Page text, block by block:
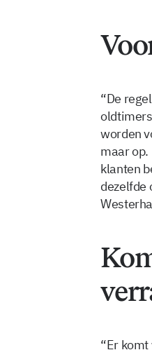
“De
worden
maar
klanten
dezelfde
“Er